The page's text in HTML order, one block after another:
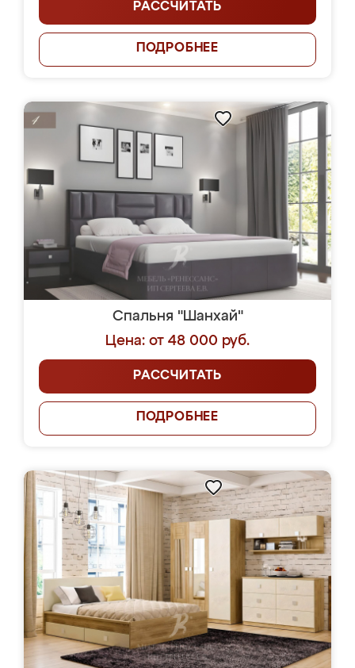
РАССЧИТАТЬ
ПОДРОБНЕЕ
Спальня "Шанхай"
Цена: от 48 000 руб.
РАССЧИТАТЬ
ПОДРОБНЕЕ